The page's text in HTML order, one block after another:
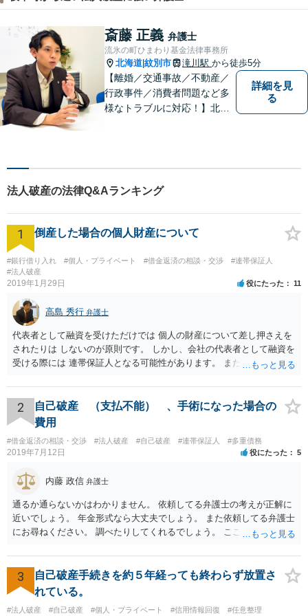
斎藤 正義 弁護士
流氷の町ひまわり基金法律事務所
北海道 紋別市 滝川駅 から徒歩5分
【離婚／交通事故／不動産／
行政事件／消費者問題など多
様なトラブルに対応！】北海
のフットワークで迅速な事件
解決を目指します！
詳細を見
る
法人破産の法律Q&Aランキング
1 倒産した場合の個人財産について
#銀行借り入れ #個人・プライベート #借金返済の相談・交渉
#連帯保証人
#法人破産
2019年1月29日 役にたった 11
高島 秀行 弁護士
代表者として融資を受けただけでは 個人の財産について差し押さえを
されたりは しないのが原則です。 しかし、会社の代表者として融資を
受ける際には 連帯保証人となる可能性があります。 また、返済が厳し
があります。 個人の財産について責任を免れたいのであれば 連帯保証
人にもならず、 返済計画が確実であると言える場合のみ 融資を受ける
ことにする他ないと思います。
2
自己破産 （支払不能） 、手術になった場合の
費用
#借金返済の相談・交渉 #法人破産 #自己破産 #連帯保証人 #多重債務
2019年7月12日 役にたった 5
内藤 政信 弁護士
通るか通らないかはわかりません。 依頼してる弁護士の考えが正解に
近いでしょう。 年金形式なら大丈夫でしょう。 また依頼してる弁護士
にお尋ねください。 調べたりしてくれるでしょう。 ここでは以上で
3
自己破産手続きを約５年経っても終わらず放置さ
れている。
#法人破産 #自己破産 #個人・プライベート #信用情報回復 #任意整理